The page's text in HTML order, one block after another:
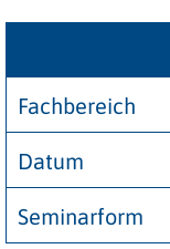
Fachbereich
Datum
Seminarform